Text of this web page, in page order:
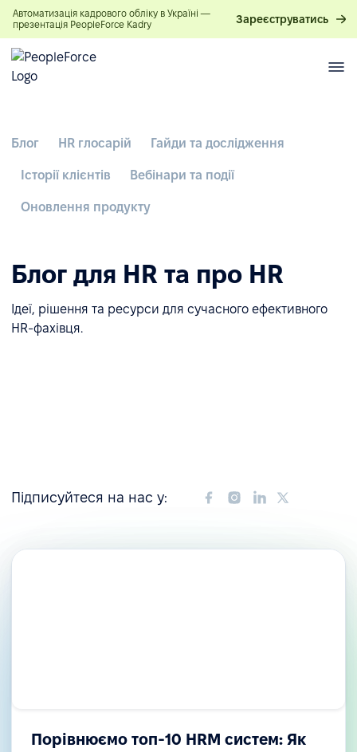
Автоматизація кадрового обліку в Україні —
презентація PeopleForce Kadry
Зареєструватись
Блог HR глосарій Гайди та дослідження
Історії клієнтів Вебінари та події
Оновлення продукту
Блог для HR та про HR
Ідеї, рішення та ресурси для сучасного ефективного
HR-фахівця.
Підписуйтеся на нас у:
Порівнюємо топ-10 HRM систем: Як